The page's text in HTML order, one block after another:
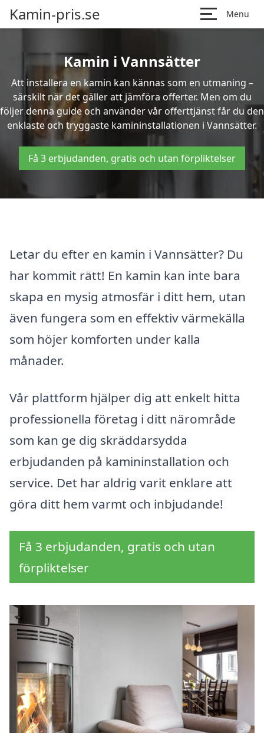
Kamin-pris.se Menu
Kamin i Vannsätter
Att installera en kamin kan kännas som en utmaning –
särskilt när det gäller att jämföra offerter. Men om du
följer denna guide och använder vår offerttjänst får du den
enklaste och tryggaste kamininstallationen i Vannsätter.
Få 3 erbjudanden, gratis och utan förpliktelser
Letar du efter en kamin i Vannsätter? Du
har kommit rätt! En kamin kan inte bara
skapa en mysig atmosfär i ditt hem, utan
även fungera som en effektiv värmekälla
som höjer komforten under kalla
månader.
Vår plattform hjälper dig att enkelt hitta
professionella företag i ditt närområde
som kan ge dig skräddarsydda
erbjudanden på kamininstallation och
service. Det har aldrig varit enklare att
göra ditt hem varmt och inbjudande!
Få 3 erbjudanden, gratis och utan
förpliktelser